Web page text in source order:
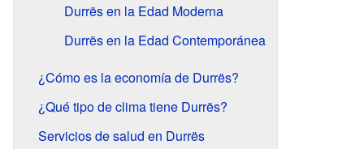
Durrës en la Edad Moderna
Durrës en la Edad Contemporánea
¿Cómo es la economía de Durrës?
¿Qué tipo de clima tiene Durrës?
Servicios de salud en Durrës